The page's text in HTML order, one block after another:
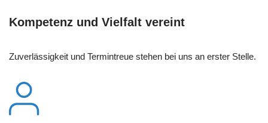
Kompetenz und Vielfalt vereint
Zuverlässigkeit und Termintreue stehen bei uns an erster Stelle.